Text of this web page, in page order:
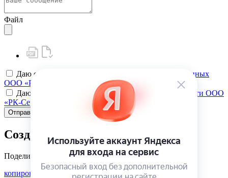
Файл
Даю своё
согласие на обработку персональных данных
ООО «РК-Сервис»
Даю своё
согласие на политику конфиденциальности ООО
«РК-Сервис»
Отправить
Создать карту клиента
Поделиться
копировать ссылку